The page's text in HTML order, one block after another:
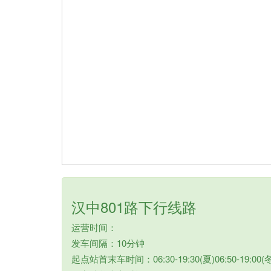
汉中801路下行线路
运营时间：
发车间隔：10分钟
起点站首末车时间：06:30-19:30(夏)06:50-19:00(